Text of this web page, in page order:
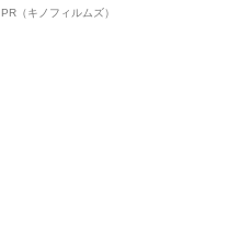
ルインタビュー“観客を魅了した
PR（キノフィルムズ）